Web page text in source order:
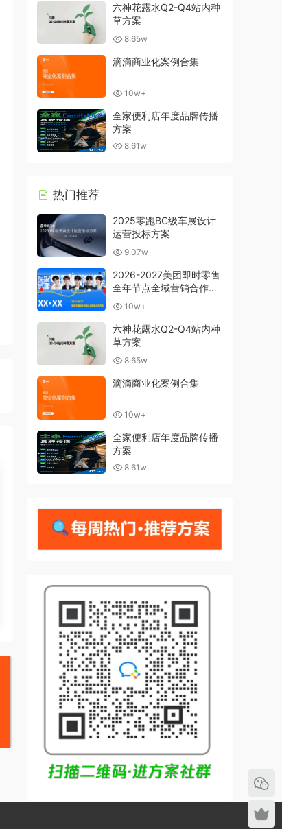
六神花露水Q2-Q4站内种
草方案
8.65w
滴滴商业化案例合集
10w+
全家便利店年度品牌传播
方案
8.61w
热门推荐
2025零跑BC级车展设计
运营投标方案
9.07w
2026-2027美团即时零售
全年节点全域营销合作方
案 10w+
六神花露水Q2-Q4站内种
草方案
8.65w
滴滴商业化案例合集
10w+
全家便利店年度品牌传播
方案
8.61w